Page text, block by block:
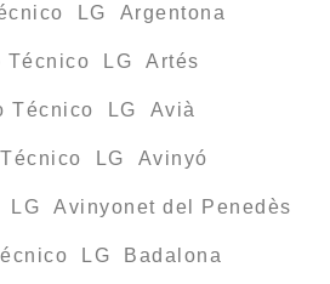
LG Argentona
Técnico LG Artés
Técnico LG Avià
LG Avinyó
Avinyonet del Penedès
LG Badalona